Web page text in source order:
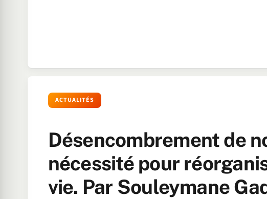
ACTUALITÉS
Désencombrement de
nécessité pour
vie. Par Souleymane